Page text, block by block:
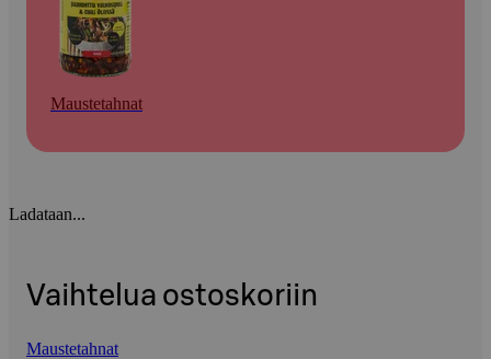
Maustetahnat
Ladataan...
Vaihtelua ostoskoriin
Maustetahnat